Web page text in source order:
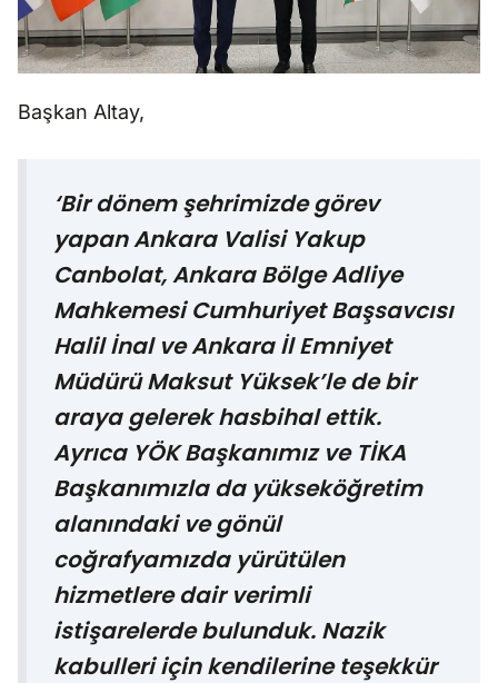
Başkan Altay,
‘Bir dönem şehrimizde görev
yapan Ankara Valisi Yakup
Canbolat, Ankara Bölge Adliye
Mahkemesi Cumhuriyet Başsavcısı
Halil İnal ve Ankara İl Emniyet
Müdürü Maksut Yüksek’le de bir
araya gelerek hasbihal ettik.
Ayrıca YÖK Başkanımız ve TİKA
Başkanımızla da yükseköğretim
alanındaki ve gönül
coğrafyamızda yürütülen
hizmetlere dair verimli
istişarelerde bulunduk. Nazik
kabulleri için kendilerine teşekkür